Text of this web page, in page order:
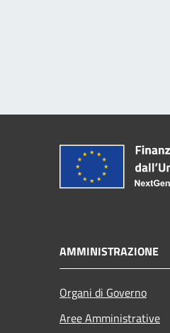
AMMINISTRAZIONE
Organi di Governo
Aree Amministrative